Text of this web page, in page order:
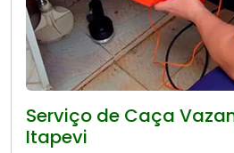
Serviço de Caça
Itapevi